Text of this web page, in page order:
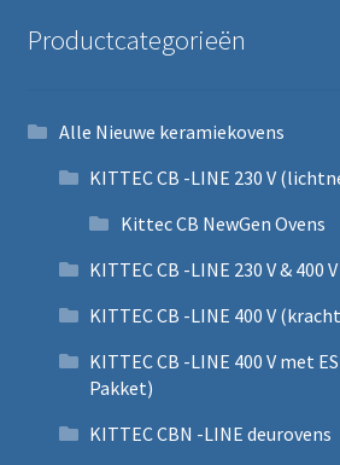
Productcategorieën
Alle Nieuwe keramiekovens
KITTEC CB -LINE 230 V
Kittec CB NewGen Ovens
KITTEC CB -LINE 230 V & 400
KITTEC CB -LINE 400 V
KITTEC CB -LINE 400 V met
Pakket)
KITTEC CBN -LINE deurovens